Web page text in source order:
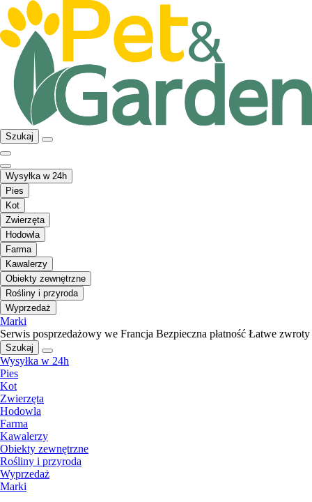
Szukaj
Wysyłka w 24h
Pies
Kot
Zwierzęta
Hodowla
Farma
Kawalerzy
Obiekty zewnętrzne
Rośliny i przyroda
Wyprzedaż
Marki
Serwis posprzedażowy we Francja Bezpieczna płatność Łatwe zwroty
Szukaj
Wysyłka w 24h
Pies
Kot
Zwierzęta
Hodowla
Farma
Kawalerzy
Obiekty zewnętrzne
Rośliny i przyroda
Wyprzedaż
Marki